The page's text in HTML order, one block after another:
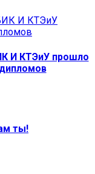
И КТЭиУ прошло
ты!